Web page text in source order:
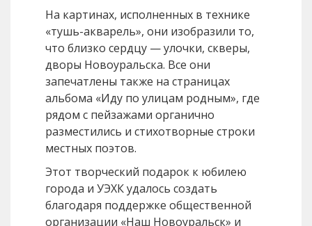
На картинах, исполненных в технике
«тушь-акварель», они изобразили то,
что близко сердцу — улочки, скверы,
дворы Новоуральска. Все они
запечатлены также на страницах
альбома «Иду по улицам родным», где
рядом с пейзажами органично
разместились и стихотворные строки
местных поэтов.
Этот творческий подарок к юбилею
города и УЭХК удалось создать
благодаря поддержке общественной
организации «Наш Новоуральск» и